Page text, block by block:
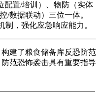
配置/培训）、物防（实体
/数据联动）三位一体。
，强化应急响应能力。
建了粮食储备库反恐防范
范恐怖袭击具有重要指导